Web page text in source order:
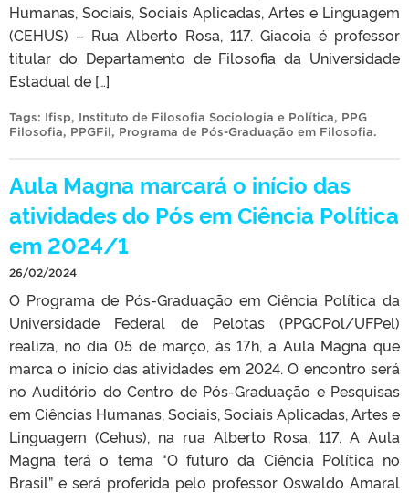
Humanas, Sociais, Sociais Aplicadas, Artes e Linguagem
(CEHUS) – Rua Alberto Rosa, 117. Giacoia é professor
titular do Departamento de Filosofia da Universidade
Estadual de […]
Tags: Ifisp, Instituto de Filosofia Sociologia e Política, PPG
Filosofia, PPGFil, Programa de Pós-Graduação em Filosofia.
Aula Magna marcará o início das
atividades do Pós em Ciência Política
em 2024/1
26/02/2024
O Programa de Pós-Graduação em Ciência Política da
Universidade Federal de Pelotas (PPGCPol/UFPel)
realiza, no dia 05 de março, às 17h, a Aula Magna que
marca o início das atividades em 2024. O encontro será
no Auditório do Centro de Pós-Graduação e Pesquisas
em Ciências Humanas, Sociais, Sociais Aplicadas, Artes e
Linguagem (Cehus), na rua Alberto Rosa, 117. A Aula
Magna terá o tema “O futuro da Ciência Política no
Brasil” e será proferida pelo professor Oswaldo Amaral